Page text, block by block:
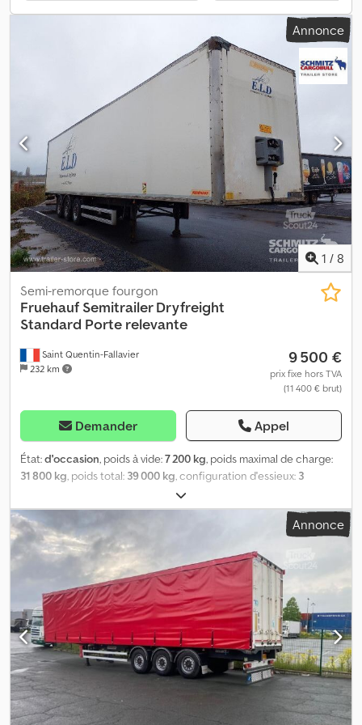
chargement (L x l x H) : 13 400 mm x 2 460 mm x 2 700 mm, taille
des pneus : 385/65 R22,5, volume de la zone de chargement :
89 m³, premier essieu : , deuxième essieu : , troisième essieu : ,
suspension pneumatique, dispositif anti-encastrement, système
de freinage électronique EBS, support d’extincteur, hayon
élévateur, compteur kilométrique par essieu, prise de
raccordement 1 x 15 et 2 x 7 broches, disques de frein : essieu 1 –
épaisseur restante : 43,8 mm, plaquettes de frein ; essieu 2 –
épaisseur restante : 40 mm, plaquettes de frein ; essieu 3 –
épaisseur restante : 40 mm, plaquettes de frein. Date de la
prochaine inspection technique : 07/2025. Vous trouverez un
aperçu de tous nos véhicules disponibles sur notre site web.
Besoin d’un financement ? Nous proposons des solutions de
financement personnalisées, ainsi que des contrats de service
complet ou des services télématiques. Nous serons ravis de vous
conseiller personnellement. Crodpowm S S Ssfx Aiyjf
Annonce
1 / 8
Saint Quentin-Fallavier
232 km
Semi-remorque fourgon
Fruehauf Semitrailer Dryfreight
Standard Porte relevante
9 500 €
prix fixe hors TVA
(11 400 € brut)
Demander Appel
État:d'occasion, poids à vide:7 200 kg, poids maximal de charge:
31 800 kg, poids total: 39 000 kg, configuration d'essieux: 3
, première immatriculation:
(TÜV):11/2025, longueur de l'espace de chargement:13 620 mm,
largeur de l’espace de chargement:
, hauteur de
l'espace de chargement:
chargement:
91 m³ , suspension: air, dimension des pneus:385/65
, couleur: blanc, Année de construction:
, kilométrage:
520 763 km, Équipement:ABS, Poids à vide : 7 200 kg, poids total
autorisé en charge (PTAC) : 39 000 kg, dimensions de la zone de
chargement (L x l x h) : 13 620 mm x 2 480 mm x 2 700 mm, taille
des pneus : 385/65 R22,5, volume de la zone de chargement :
91 m³, premier essieu : , deuxième essieu : , troisième essieu : ,
suspension pneumatique, dispositif anti-enfoncement, essieu
relevable, système de freinage électronique EBS, porte relevable,
compteur kilométrique par essieu, connecteur 1 x 15 broches et
Annonce